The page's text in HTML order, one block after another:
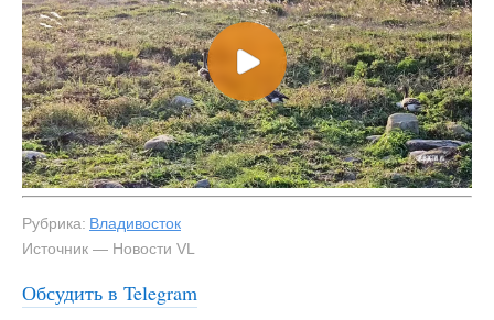
Рубрика: Владивосток
Источник — Новости VL
Обсудить в Telegram
#3